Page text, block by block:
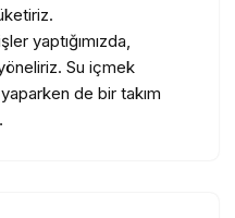
yaptığımızda,
Su içmek
de bir takım